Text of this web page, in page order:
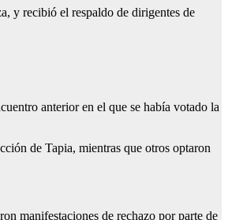
y recibió el respaldo de dirigentes de
anterior en el que se había votado la
de Tapia, mientras que otros optaron
manifestaciones de rechazo por parte de